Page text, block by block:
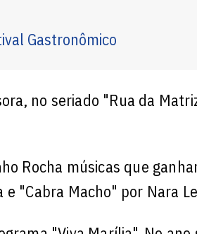
Gastronômico
no seriado "Rua da
Rocha músicas que
"Cabra Macho" por Nara